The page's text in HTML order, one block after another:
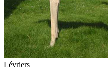
Lévriers